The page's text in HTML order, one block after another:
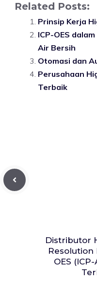
Related Posts:
Prinsip Kerja
ICP-OES
Air Bersih
Otomasi dan
Perusahaan
Terbaik
Distributor
Resolution
OES (ICP-